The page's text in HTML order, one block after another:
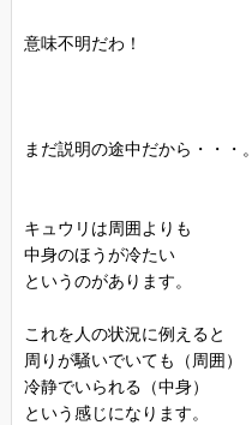
意味不明だわ！
まだ説明の途中だから・・・。
キュウリは周囲よりも
中身のほうが冷たい
というのがあります。
これを人の状況に例えると
周りが騒いでいても（周囲）
冷静でいられる（中身）
という感じになります。